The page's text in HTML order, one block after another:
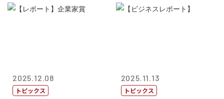
2025.12.08
トピックス
2025.11.13
トピックス